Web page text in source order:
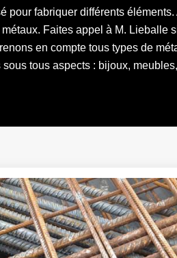
pour fabriquer différents
Faites appel à M. Lieballe
en compte tous types de
tous aspects : bijoux,